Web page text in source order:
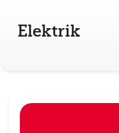
Elektrik